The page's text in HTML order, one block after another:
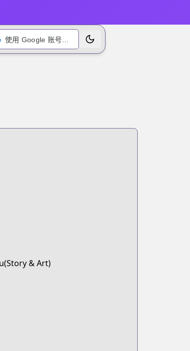
切换主题
& Art)